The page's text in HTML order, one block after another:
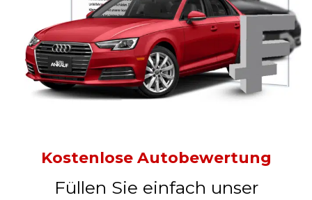
Kostenlose Autobewertung
Füllen Sie einfach unser